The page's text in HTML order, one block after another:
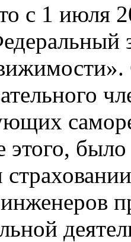
с 1 июля
было